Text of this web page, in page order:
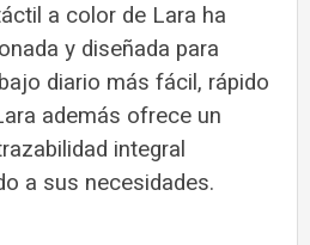
a color de Lara ha
y diseñada para
diario más fácil, rápido
además ofrece un
integral
a sus necesidades.